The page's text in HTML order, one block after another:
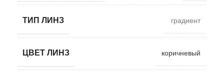
ТИП ЛИНЗ градиент
ЦВЕТ ЛИНЗ коричневый